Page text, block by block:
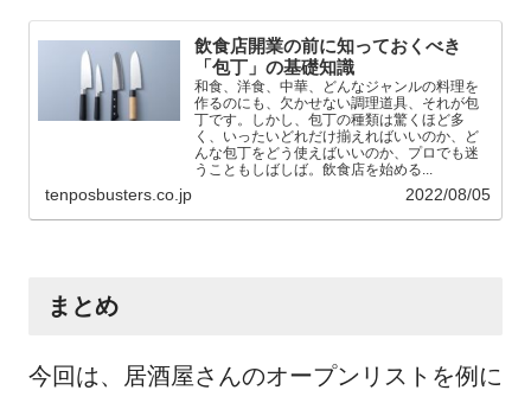
飲食店開業の前に知っておくべき
「包丁」の基礎知識
和食、洋食、中華、どんなジャンルの料理を
作るのにも、欠かせない調理道具、それが包
丁です。しかし、包丁の種類は驚くほど多
く、いったいどれだけ揃えればいいのか、ど
んな包丁をどう使えばいいのか、プロでも迷
うこともしばしば。飲食店を始める...
tenposbusters.co.jp 2022/08/05
まとめ
今回は、居酒屋さんのオープンリストを例に